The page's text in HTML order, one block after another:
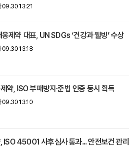
09.30 13:21
제약 대표, UN SDGs ‘건강과 웰빙’ 수상
09.30 13:18
약, ISO 부패방지·준법 인증 동시 획득
09.30 13:10
ISO 45001 사후심사 통과... 안전보건 관리